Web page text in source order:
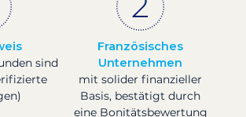
sind
Französisches
Unternehmen
mit solider finanzieller
Basis, bestätigt durch
eine Bonitätsbewertung